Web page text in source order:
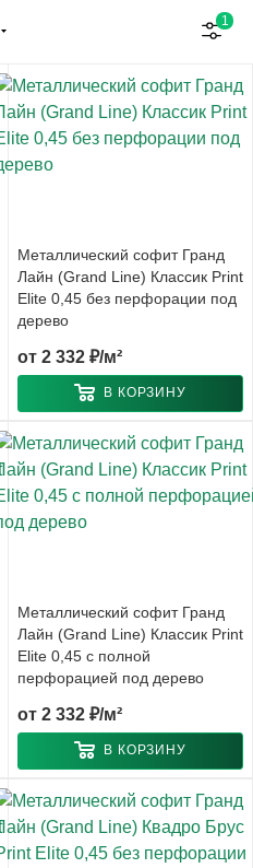
1
Металлический софит Гранд
Лайн (Grand Line) Классик Print
Elite 0,45 без перфорации под
дерево
от 2 332 ₽/м²
В КОРЗИНУ
Металлический софит Гранд
Лайн (Grand Line) Классик Print
Elite 0,45 с полной
перфорацией под дерево
от 2 332 ₽/м²
В КОРЗИНУ